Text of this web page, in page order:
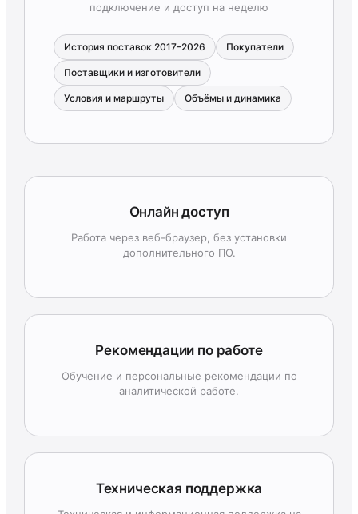
подключение и доступ на неделю
История поставок 2017–2026 Покупатели
Поставщики и изготовители
Условия и маршруты Объёмы и динамика
Онлайн доступ
Работа через веб-браузер, без установки
дополнительного ПО.
Рекомендации по работе
Обучение и персональные рекомендации по
аналитической работе.
Техническая поддержка